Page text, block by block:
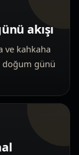
akışı
ve kahkaha
günü